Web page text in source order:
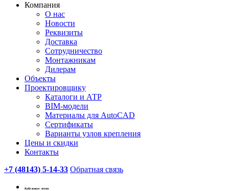
Компания
О нас
Новости
Реквизиты
Доставка
Сотрудничество
Монтажникам
Дилерам
Объекты
Проектировщику
Каталоги и АТР
BIM-модели
Материалы для AutoCAD
Сертификаты
Варианты узлов крепления
Цены и скидки
Контакты
+7 (48143) 5-14-33 Обратная связь
Кабельные лотки